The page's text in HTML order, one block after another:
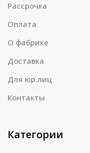
Рассрочка
Оплата
О фабрике
Доставка
Для юр.лиц
Контакты
Категории